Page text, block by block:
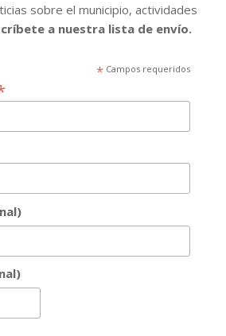
sobre el municipio, actividades
a nuestra lista de envío.
*Campos requeridos